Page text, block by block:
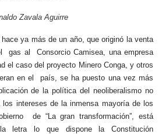
Zavala Aguirre
ya más de un año, que originó la venta
gas al Consorcio Camisea, una empresa
el caso del proyecto Minero Conga, y otros
en el país, se ha puesto una vez más
de la política del neoliberalismo no
los intereses de la inmensa mayoría de los
de “La gran transformación”, está
lo que dispone la Constitución